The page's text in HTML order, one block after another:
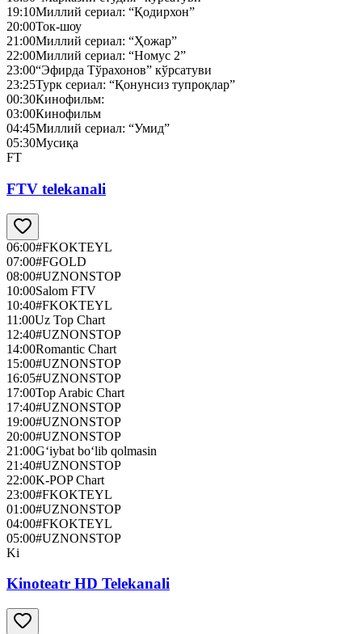
19:10Миллий сериал: “Қодирхон”
20:00Ток-шоу
21:00Миллий сериал: “Ҳожар”
22:00Миллий сериал: “Номус 2”
23:00“Эфирда Тўрахонов” кўрсатуви
23:25Турк сериал: “Қонунсиз тупроқлар”
00:30Кинофильм:
03:00Кинофильм
04:45Миллий сериал: “Умид”
05:30Мусиқа
FT
FTV telekanali
06:00#FKOKTEYL
07:00#FGOLD
08:00#UZNONSTOP
10:00Salom FTV
10:40#FKOKTEYL
11:00Uz Top Chart
12:40#UZNONSTOP
14:00Romantic Chart
15:00#UZNONSTOP
16:05#UZNONSTOP
17:00Top Arabic Chart
17:40#UZNONSTOP
19:00#UZNONSTOP
20:00#UZNONSTOP
21:00G‘iybat bo‘lib qolmasin
21:40#UZNONSTOP
22:00K-POP Chart
23:00#FKOKTEYL
01:00#UZNONSTOP
04:00#FKOKTEYL
05:00#UZNONSTOP
Ki
Kinoteatr HD Telekanali